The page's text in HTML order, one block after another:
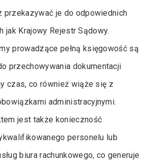
przekazywać je do odpowiednich
jak Krajowy Rejestr Sądowy.
prowadzące pełną księgowość są
przechowywania dokumentacji
czas, co również wiąże się z
administracyjnymi.
jest także konieczność
personelu lub
biura rachunkowego, co generuje